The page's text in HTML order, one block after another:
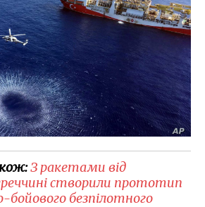
З ракетами від
створили прототип
бойового безпілотного